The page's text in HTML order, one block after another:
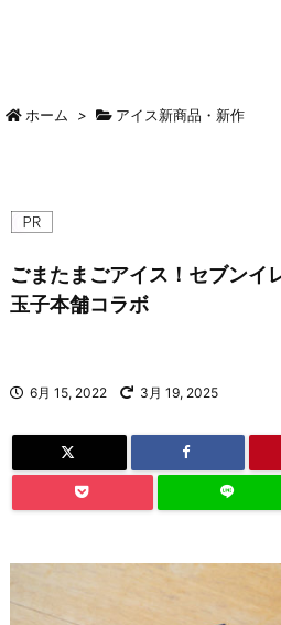
ホーム > アイス新商品・新作
ごまたまごアイス！セブンイ
玉子本舗コラボ
6月 15, 2022 3月 19, 2025